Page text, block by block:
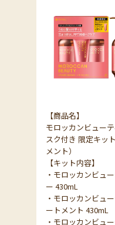
【商品名】
モロッカンビュー
スク付き 限定キッ
メント）
【キット内容】
・モロッカンビュ
ー 430mL
・モロッカンビュ
ートメント 430mL
・モロッカンビュ